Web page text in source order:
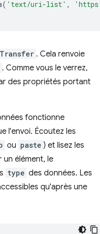
( 'text/uri-list' ,
. Cela renvoie
. Comme vous le verrez,
des propriétés portant
fonctionne
l'envoi. Écoutez les
ou paste ) et lisez les
un élément, le
type des données. Les
qu'après une